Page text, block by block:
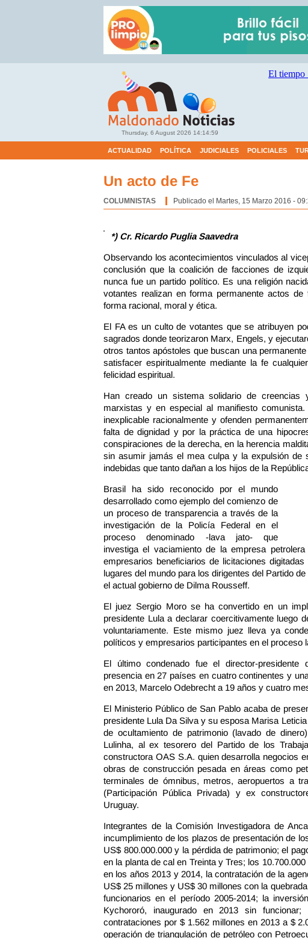
Thursday, 6 August 2026 14:15:00
ACTUALIDAD POLÍTICA JUDICIALES POLICIALES
Un acto de Fe
COLUMNISTAS Publicado el Martes, 15 Marzo 2016 -
*) Cr. Ricardo Puglia Saavedra
Observando los acontecimientos vinculados al
conclusión que la coalición de facciones de
nunca fue un partido político. Es una religión
votantes realizan en forma permanente actos
forma racional, moral y ética.
El FA es un culto de votantes que se atribuyen
sagrados donde teorizaron Marx, Engels, y
otros tantos apóstoles que buscan una
satisfacer espiritualmente mediante la fe
felicidad espiritual.
Han creado un sistema solidario de
marxistas y en especial al manifiesto
inexplicable racionalmente y ofenden
falta de dignidad y por la práctica de una
conspiraciones de la derecha, en la herencia
sin asumir jamás el mea culpa y la expulsión de
indebidas que tanto dañan a los hijos de la
Brasil ha sido reconocido por el mundo
desarrollado como ejemplo del comienzo de
un proceso de transparencia a través de la
investigación de la Policía Federal en el
proceso denominado -lava jato- que
investiga el vaciamiento de la empresa
empresarios beneficiarios de licitaciones
lugares del mundo para los dirigentes del Partido
el actual gobierno de Dilma Rousseff.
El juez Sergio Moro se ha convertido en un
presidente Lula a declarar coercitivamente luego
voluntariamente. Este mismo juez lleva ya
políticos y empresarios participantes en el proceso
El último condenado fue el director-
presencia en 27 países en cuatro continentes y
en 2013, Marcelo Odebrecht a 19 años y cuatro
El Ministerio Público de San Pablo acaba de
presidente Lula Da Silva y su esposa Marisa
de ocultamiento de patrimonio (lavado de
Lulinha, al ex tesorero del Partido de los
constructora OAS S.A. quien desarrolla negocios
obras de construcción pesada en áreas como
terminales de ómnibus, metros, aeropuertos a
(Participación Pública Privada) y ex
Uruguay.
Integrantes de la Comisión Investigadora de
incumplimiento de los plazos de presentación de
US$ 800.000.000 y la pérdida de patrimonio; el
en la planta de cal en Treinta y Tres; los
en los años 2013 y 2014, la contratación de la
US$ 25 millones y US$ 30 millones con la
funcionarios en el período 2005-2014; la
Kychororó, inaugurado en 2013 sin
contrataciones por $ 1.562 millones en 2013 a $
operación de triangulación de petróleo con